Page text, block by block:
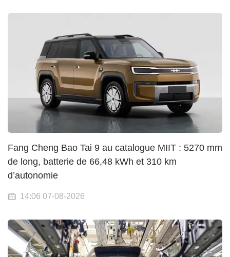
Fang Cheng Bao Tai 9 au catalogue MIIT : 5270 mm
de long, batterie de 66,48 kWh et 310 km
d’autonomie
14:06 07-08-2026